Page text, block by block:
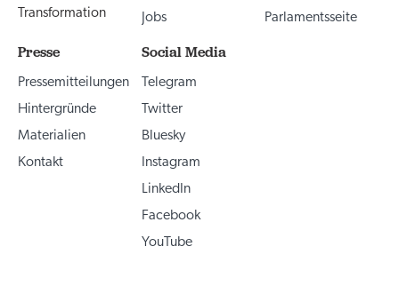
Transformation
Jobs
Parlamentsseite
Presse
Pressemitteilungen
Hintergründe
Materialien
Kontakt
Social Media
Telegram
Twitter
Bluesky
Instagram
LinkedIn
Facebook
YouTube